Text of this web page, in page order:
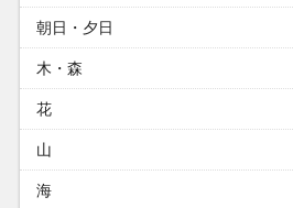
朝日・夕日
木・森
花
山
海